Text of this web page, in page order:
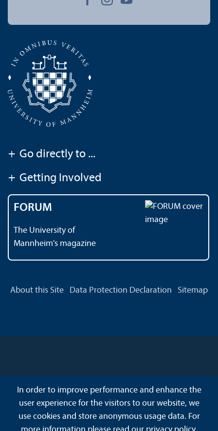
+ Go directly to ...
+ Getting Involved
FORUM
The University of
Mannheim's magazine
About this Site Data Protection Declaration Sitemap
In order to improve performance and enhance the
user experience for the visitors to our website, we
use cookies and store anonymous usage data. For